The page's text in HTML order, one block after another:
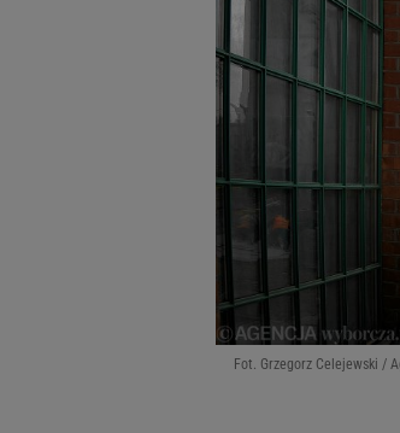
Fot. Grzegorz Celejewski /